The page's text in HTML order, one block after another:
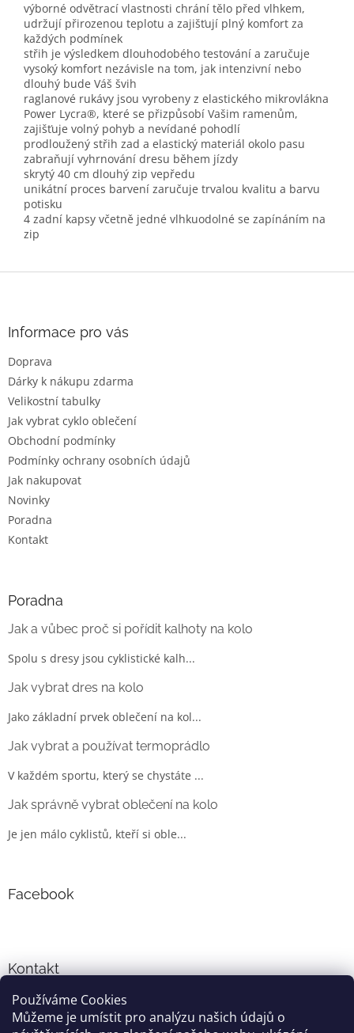
Používáme Cookies
Můžeme je umístit pro analýzu našich údajů o
výborné odvětrací vlastnosti chrání tělo před vlhkem,
udržují přirozenou teplotu a zajišťují plný komfort za
každých podmínek
střih je výsledkem dlouhodobého testování a zaručuje
vysoký komfort nezávisle na tom, jak intenzivní nebo
dlouhý bude Váš švih
raglanové rukávy jsou vyrobeny z elastického mikrovlákna
Power Lycra®, které se přizpůsobí Vašim ramenům,
zajišťuje volný pohyb a nevídané pohodlí
prodloužený střih zad a elastický materiál okolo pasu
zabraňují vyhrnování dresu během jízdy
skrytý 40 cm dlouhý zip vepředu
unikátní proces barvení zaručuje trvalou kvalitu a barvu
potisku
4 zadní kapsy včetně jedné vlhkuodolné se zapínáním na
zip
Informace pro vás
Doprava
Dárky k nákupu zdarma
Velikostní tabulky
Jak vybrat cyklo oblečení
Obchodní podmínky
Podmínky ochrany osobních údajů
Jak nakupovat
Novinky
Poradna
Kontakt
Poradna
Jak a vůbec proč si pořídit kalhoty na kolo
Spolu s dresy jsou cyklistické kalh...
Jak vybrat dres na kolo
Jako základní prvek oblečení na kol...
Jak vybrat a používat termoprádlo
V každém sportu, který se chystáte ...
Jak správně vybrat oblečení na kolo
Je jen málo cyklistů, kteří si oble...
Facebook
Kontakt
info@cyklo-obleceni.cz
+420777081700